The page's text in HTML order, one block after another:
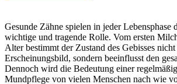
Gesunde Zähne spielen in jeder Lebensphase
wichtige und tragende Rolle. Vom ersten
Alter bestimmt der Zustand des Gebisses
Erscheinungsbild, sondern beeinflusst den
Dennoch wird die Bedeutung einer
Mundpflege von vielen Menschen nach wie